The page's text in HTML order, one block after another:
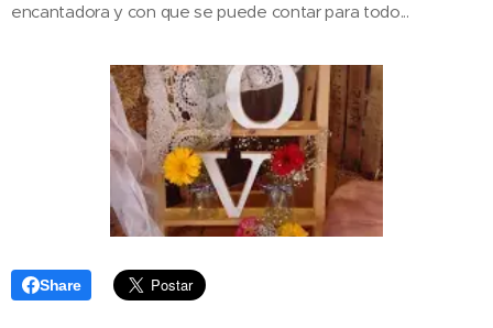
encantadora y con que se puede contar para todo...
Share